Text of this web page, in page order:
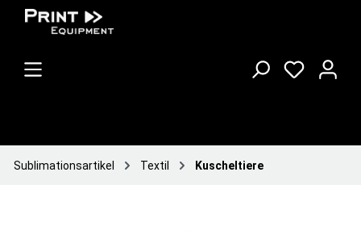
Sublimationsartikel Textil Kuscheltiere